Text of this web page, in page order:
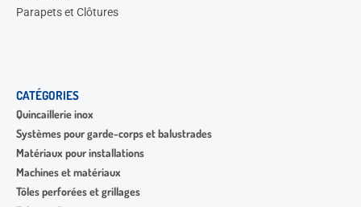
Parapets et Clôtures
CATÉGORIES
Quincaillerie inox
Systèmes pour garde-corps et balustrades
Matériaux pour installations
Machines et matériaux
Tôles perforées et grillages